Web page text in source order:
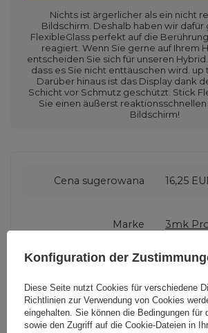
Nichts ist ärgerlicher als ein nicht
Bildschirm. Deshalb haben wir dafür
FlexibleGlass perfekt auf die
reagiert. Wenn Sie gerne auf Ihrem
entscheiden Sie sich für unseren
dass es Sie nicht enttäuschen wird. up
Darüber hinaus ist das Display dank
Schicht vor Schmutz geschützt. Stick
Sie einen äußerst
Bildschirm!
Cena sugerowana 16,25
Marke 3mk
Für dieses Produkt
der EU
3mk
Konfiguration der
Diese Seite nutzt Cookies für verschiedene
Richtlinien zur Verwendung von Cookies
eingehalten. Sie können die Bedingungen für
sowie den Zugriff auf die Cookie-Dateien in